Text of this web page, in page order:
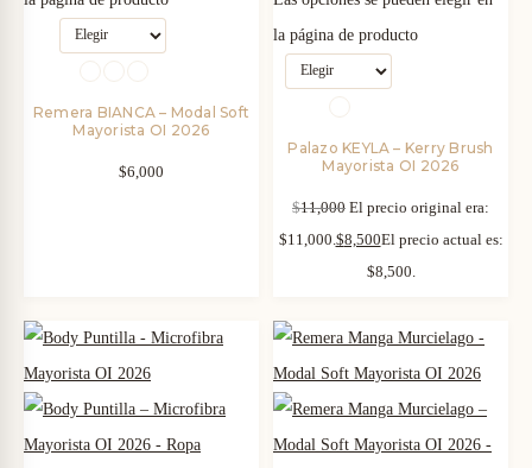
Remera BIANCA – Modal Soft
Mayorista OI 2026
$6,000
la página de producto
Palazo KEYLA – Kerry Brush
Mayorista OI 2026
$11,000 El precio original era:
$11,000. $8,500El precio actual es:
$8,500.